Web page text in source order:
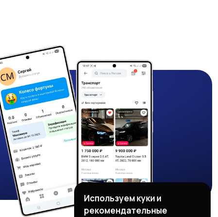
Используем куки и
рекомендательные